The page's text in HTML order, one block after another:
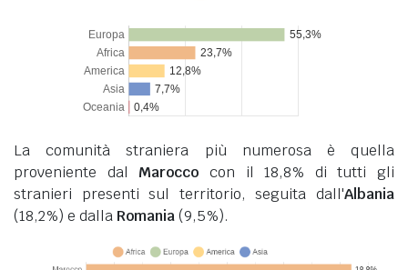
La comunità straniera più numerosa è quella
proveniente dal Marocco con il 18,8% di tutti gli
stranieri presenti sul territorio, seguita dall'Albania
(18,2%) e dalla Romania(9,5%).